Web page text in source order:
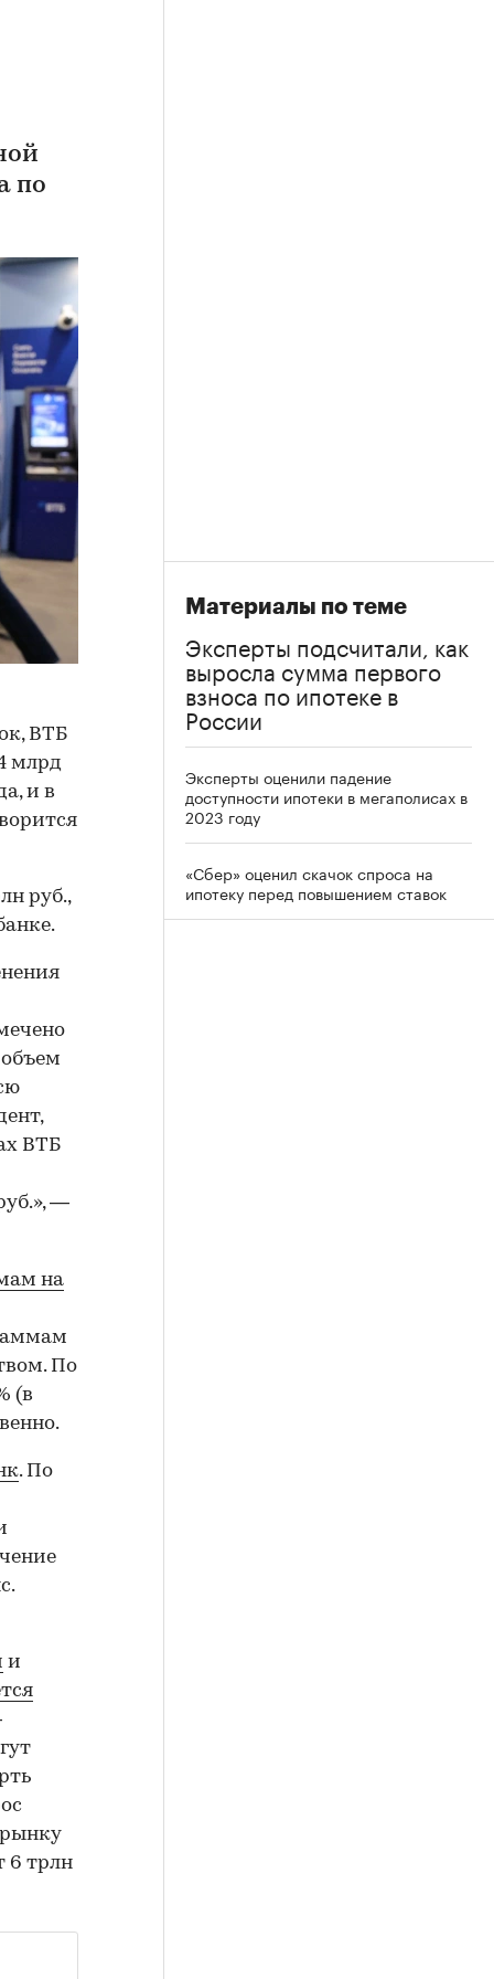
по
ВТБ
млрд
и в
руб.,
ВТБ
—
на
По
(в
. По
и
6 трлн
Материалы по теме
Эксперты подсчитали, как
выросла сумма первого
взноса по ипотеке в
России
Эксперты оценили падение
доступности ипотеки в мегаполисах в
2023 году
«Сбер» оценил скачок спроса на
ипотеку перед повышением ставок